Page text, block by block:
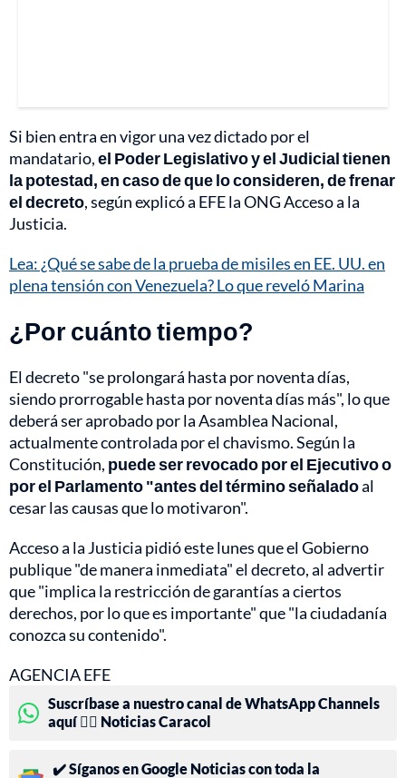
Si bien entra en vigor una vez dictado por el
mandatario,el Poder Legislativo y el Judicial tienen
la potestad, en caso de que lo consideren, de frenar
el decreto, según explicó a EFE la ONG Acceso a la
Justicia.
Lea: ¿Qué se sabe de la prueba de misiles en EE. UU. en
plena tensión con Venezuela? Lo que reveló Marina
¿Por cuánto tiempo?
El decreto "se prolongará hasta por noventa días,
siendo prorrogable hasta por noventa días más", lo que
deberá ser aprobado por la Asamblea Nacional,
actualmente controlada por el chavismo. Según la
Constitución, puede ser revocado por el Ejecutivo o
por el Parlamento "antes del término señaladoal
cesar las causas que lo motivaron".
Acceso a la Justicia pidió este lunes que el Gobierno
publique "de manera inmediata" el decreto, al advertir
que "implica la restricción de garantías a ciertos
derechos, por lo que es importante" que "la ciudadanía
conozca su contenido".
AGENCIA EFE
Suscríbase a nuestro canal de WhatsApp Channels
aquí 👉🏻 Noticias Caracol
✔️ Síganos en Google Noticias con toda la